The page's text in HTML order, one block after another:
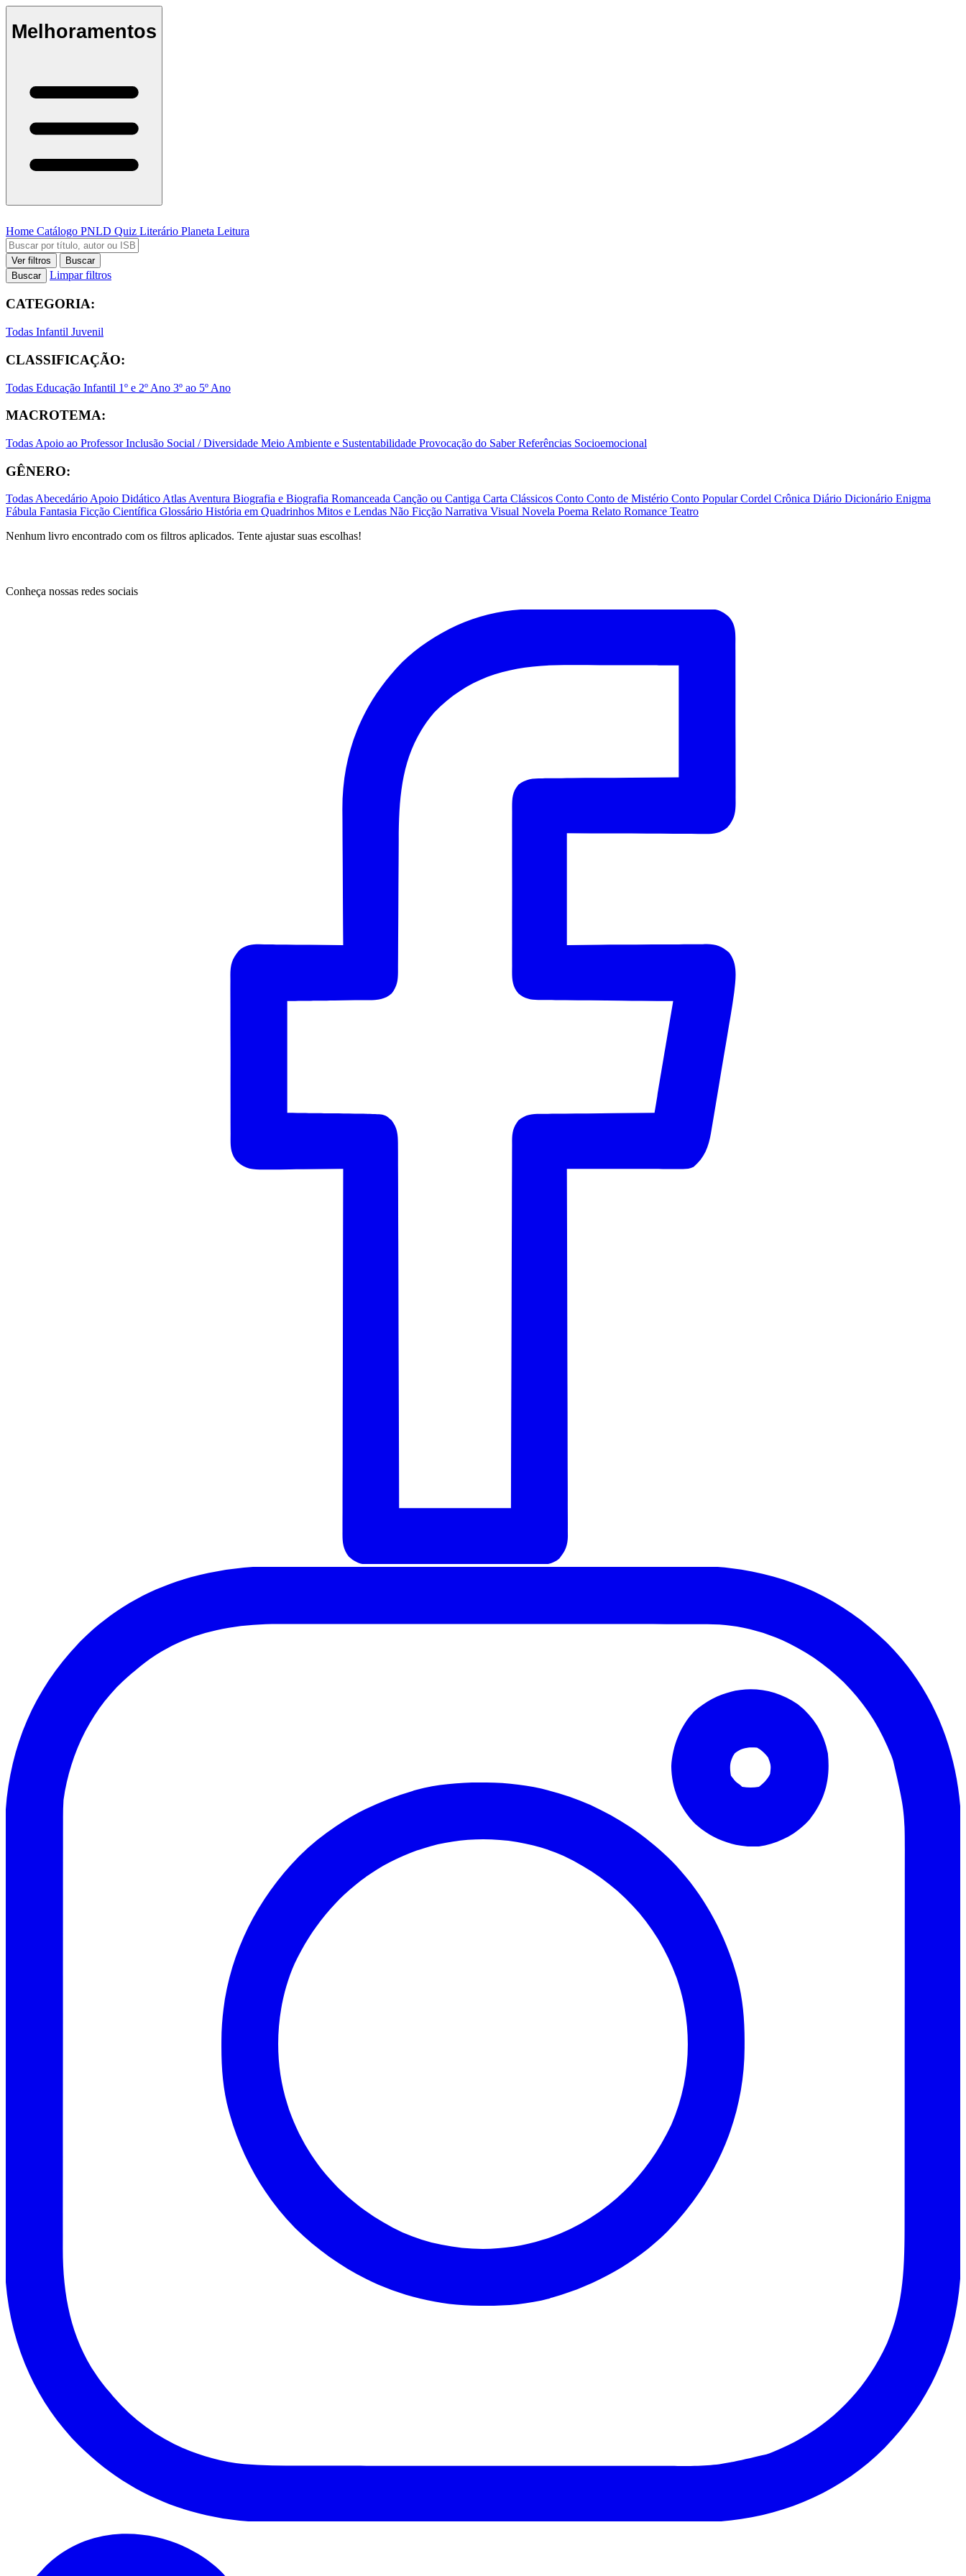
Melhoramentos
Home Catálogo PNLD Quiz Literário Planeta Leitura
Ver filtros
Buscar
Buscar
Limpar filtros
CATEGORIA:
Todas Infantil Juvenil
CLASSIFICAÇÃO:
Todas Educação Infantil 1º e 2º Ano 3º ao 5º Ano
MACROTEMA:
Todas Apoio ao ProfessorInclusão Social / Diversidade Meio Ambiente e Sustentabilidade Provocação do SaberReferências Socioemocional
GÊNERO:
TodasAbecedárioApoio DidáticoAtlasAventura Biografia e Biografia Romanceada Canção ou Cantiga Carta Clássicos Conto Conto de Mistério Conto PopularCordel Crônica Diário Dicionário Enigma
Fábula Fantasia Ficção Científica Glossário História em Quadrinhos Mitos e Lendas Não Ficção Narrativa Visual Novela Poema Relato Romance Teatro
Nenhum livro encontrado com os filtros aplicados. Tente ajustar suas escolhas!
Conheça nossas redes sociais